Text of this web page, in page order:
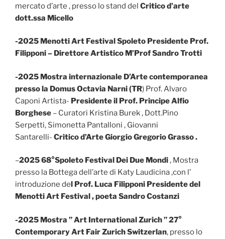
mercato d’arte , presso lo stand del Critico d’arte
dott.ssa Micello
-2025 Menotti Art Festival Spoleto Presidente Prof.
Filipponi – Direttore Artistico M’Prof Sandro Trotti
-2025 Mostra internazionale D’Arte contemporanea
presso la Domus Octavia Narni (TR) Prof. Alvaro
Caponi Artista- Presidente il Prof. Principe Alfio
Borghese – Curatori Kristina Burek , Dott.Pino
Serpetti, Simonetta Pantalloni , Giovanni
Santarelli- Critico d’Arte Giorgio Gregorio Grasso .
–2025 68°Spoleto Festival Dei Due Mondi, Mostra
presso la Bottega dell’arte di Katy Laudicina ,con l’
introduzione de l Prof. Luca Filipponi Presidente del
Menotti Art Festival , poeta Sandro Costanzi
-2025 Mostra ” Art International Zurich ” 27°
Contemporary Art Fair Zurich Switzerlan, presso lo